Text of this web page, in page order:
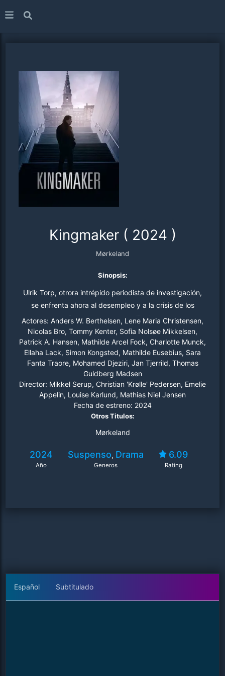
Kingmaker ( 2024 )
Mørkeland
Sinopsis:
Ulrik Torp, otrora intrépido periodista de investigación,
se enfrenta ahora al desempleo y a la crisis de los
cuarenta. Se encuentra en medio de una nueva
conspiración política.
Actores: Anders W. Berthelsen, Lene Maria Christensen,
Nicolas Bro, Tommy Kenter, Sofia Nolsøe Mikkelsen,
Patrick A. Hansen, Mathilde Arcel Fock, Charlotte Munck,
Ellaha Lack, Simon Kongsted, Mathilde Eusebius, Sara
Fanta Traore, Mohamed Djeziri, Jan Tjerrild, Thomas
Guldberg Madsen
Director: Mikkel Serup, Christian 'Krølle' Pedersen, Emelie
Appelin, Louise Karlund, Mathias Niel Jensen
Fecha de estreno: 2024
Otros Titulos:
Mørkeland
2024
Año
Suspenso, Drama
Generos
6.09
Rating
Español Subtitulado